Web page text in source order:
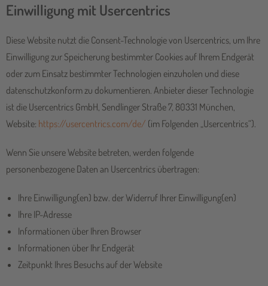
Einwilligung mit Usercentrics
Diese Website nutzt die Consent-Technologie von Usercentrics, um Ihre
Einwilligung zur Speicherung bestimmter Cookies auf Ihrem Endgerät
oder zum Einsatz bestimmter Technologien einzuholen und diese
datenschutzkonform zu dokumentieren. Anbieter dieser Technologie
ist die Usercentrics GmbH, Sendlinger Straße 7, 80331 München,
Website: https://usercentrics.com/de/ (im Folgenden „Usercentrics“).
Wenn Sie unsere Website betreten, werden folgende
personenbezogene Daten an Usercentrics übertragen:
Ihre Einwilligung(en) bzw. der Widerruf Ihrer Einwilligung(en)
Ihre IP-Adresse
Informationen über Ihren Browser
Informationen über Ihr Endgerät
Zeitpunkt Ihres Besuchs auf der Website